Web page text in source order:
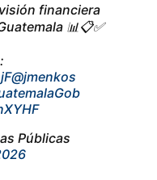
financiera
📊📋✅
@jmenkos
Públicas